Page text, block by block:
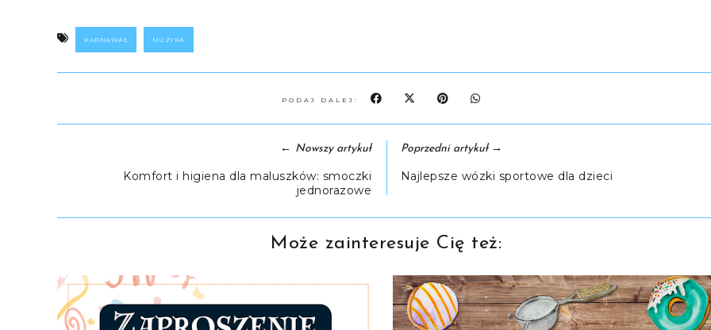
KARNAWAŁ MUZYKA
PODAJ DALEJ:
← Nowszy artykuł
Komfort i higiena dla maluszków: smoczki
jednorazowe
Poprzedni artykuł→
Najlepsze wózki sportowe dla dzieci
Może zainteresuje Cię też: